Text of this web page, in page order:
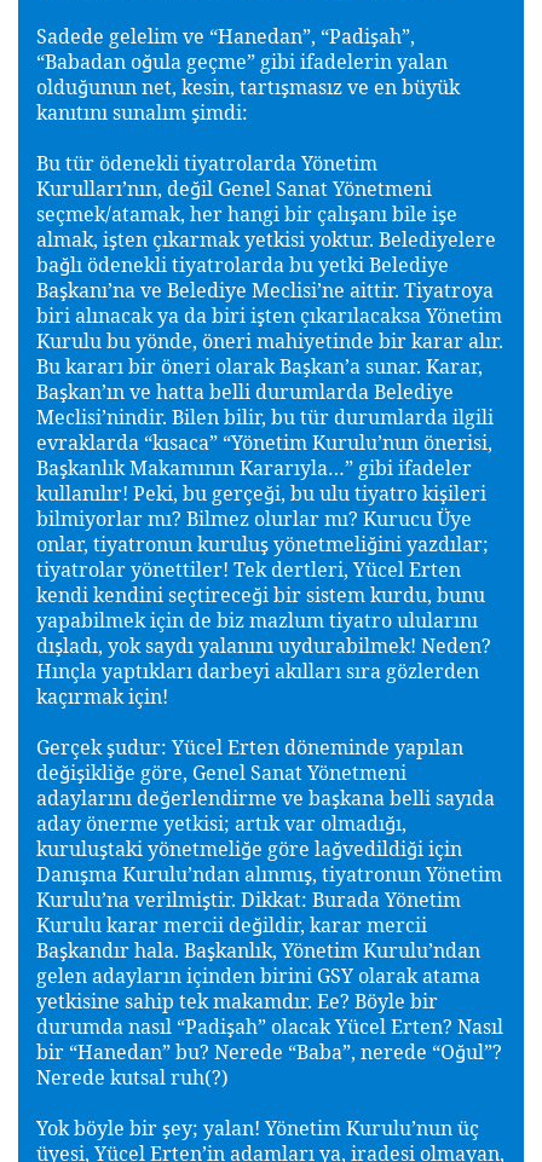
Sadede gelelim ve “Hanedan”, “Padişah”,
“Babadan oğula geçme” gibi ifadelerin yalan
olduğunun net, kesin, tartışmasız ve en büyük
kanıtını sunalım şimdi:
Bu tür ödenekli tiyatrolarda Yönetim
Kurulları’nın, değil Genel Sanat Yönetmeni
seçmek/atamak, her hangi bir çalışanı bile işe
almak, işten çıkarmak yetkisi yoktur. Belediyelere
bağlı ödenekli tiyatrolarda bu yetki Belediye
Başkanı’na ve Belediye Meclisi’ne aittir. Tiyatroya
biri alınacak ya da biri işten çıkarılacaksa Yönetim
Kurulu bu yönde, öneri mahiyetinde bir karar alır.
Bu kararı bir öneri olarak Başkan’a sunar. Karar,
Başkan’ın ve hatta belli durumlarda Belediye
Meclisi’nindir. Bilen bilir, bu tür durumlarda ilgili
evraklarda “kısaca” “Yönetim Kurulu’nun önerisi,
Başkanlık Makamının Kararıyla…” gibi ifadeler
kullanılır! Peki, bu gerçeği, bu ulu tiyatro kişileri
bilmiyorlar mı? Bilmez olurlar mı? Kurucu Üye
onlar, tiyatronun kuruluş yönetmeliğini yazdılar;
tiyatrolar yönettiler! Tek dertleri, Yücel Erten
kendi kendini seçtireceği bir sistem kurdu, bunu
yapabilmek için de biz mazlum tiyatro ulularını
dışladı, yok saydı yalanını uydurabilmek! Neden?
Hınçla yaptıkları darbeyi akılları sıra gözlerden
kaçırmak için!
Gerçekşudur: Yücel Erten döneminde yapılan
değişikliğe göre, Genel Sanat Yönetmeni
adaylarını değerlendirme ve başkana belli sayıda
aday önerme yetkisi; artık var olmadığı,
kuruluştaki yönetmeliğe göre lağvedildiği için
Danışma Kurulu’ndan alınmış, tiyatronun Yönetim
Kurulu’na verilmiştir. Dikkat: Burada Yönetim
Kurulu karar mercii değildir, karar mercii
Başkandır hala. Başkanlık, Yönetim Kurulu’ndan
gelen adayların içinden birini GSY olarak atama
yetkisine sahip tek makamdır. Ee? Böyle bir
durumda nasıl “Padişah” olacak Yücel Erten? Nasıl
bir “Hanedan” bu? Nerede “Baba”, nerede “Oğul”?
Nerede kutsal ruh(?)
Yok böyle bir şey; yalan! Yönetim Kurulu’nun üç
üyesi, Yücel Erten’in adamları ya, iradesi olmayan,